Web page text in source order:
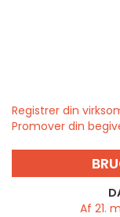
Registrer din
Promover din
Af 21.